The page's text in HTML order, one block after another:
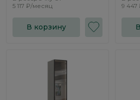
5 117 ₽/месяц
В корзину
9 447